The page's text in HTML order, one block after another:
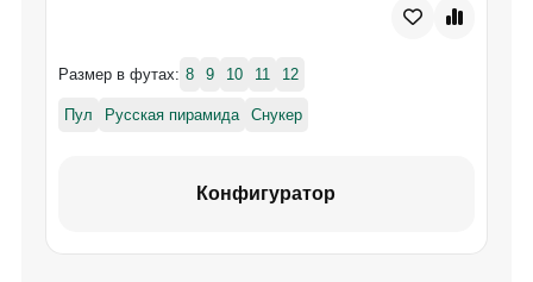
Размер в футах: 8 9 10 11 12
Пул Русская пирамида Снукер
Конфигуратор